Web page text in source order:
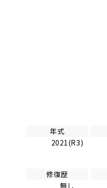
年式
2021(R3)
修復歴
無し